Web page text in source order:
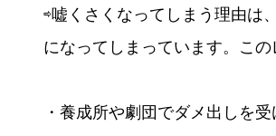
⇨嘘くさくなってしまう理由は
になってしまっています。こ
・養成所や劇団でダメ出しを